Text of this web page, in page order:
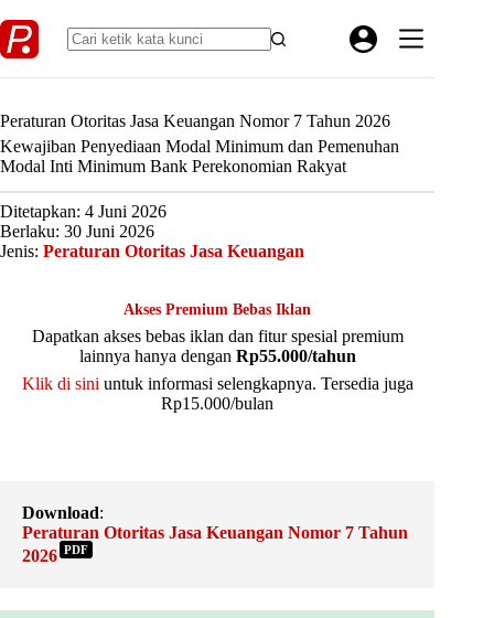
to
content
Peraturan Otoritas Jasa Keuangan Nomor 7 Tahun 2026
Kewajiban Penyediaan Modal Minimum dan Pemenuhan
Modal Inti Minimum Bank Perekonomian Rakyat
Ditetapkan: 4 Juni 2026
Berlaku: 30 Juni 2026
Jenis: Peraturan Otoritas Jasa Keuangan
Akses Premium Bebas Iklan
Dapatkan akses bebas iklan dan fitur spesial premium
lainnya hanya dengan Rp55.000/tahun
Klik di sini untuk informasi selengkapnya. Tersedia juga
Rp15.000/bulan
Download:
Peraturan Otoritas Jasa Keuangan Nomor 7 Tahun
2026 PDF